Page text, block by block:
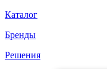
Каталог
Бренды
Решения